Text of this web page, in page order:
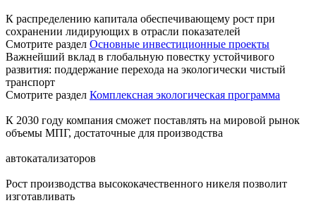
К распределению капитала обеспечивающему рост при
сохранении лидирующих в отрасли показателей
Смотрите раздел Основные инвестиционные проекты
Важнейший вклад в глобальную повестку устойчивого
развития: поддержание перехода на экологически чистый
транспорт
Смотрите раздел Комплексная экологическая программа
К 2030 году компания сможет поставлять на мировой рынок
объемы МПГ, достаточные для производства
автокатализаторов
Рост производства высококачественного никеля позволит
изготавливать